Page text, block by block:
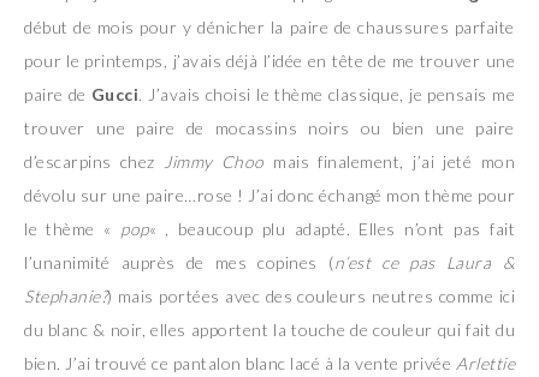
début de mois pour y dénicher la paire de chaussures parfaite
pour le printemps, j’avais déjà l’idée en tête de me trouver une
paire de Gucci. J’avais choisi le thème classique, je pensais me
trouver une paire de mocassins noirs ou bien une paire
d’escarpins chez Jimmy Choo mais finalement, j’ai jeté mon
dévolu sur une paire…rose ! J’ai donc échangé mon thème pour
le thème « pop« , beaucoup plu adapté. Elles n’ont pas fait
l’unanimité auprès de mes copines (n’est ce pas Laura &
Stephanie?) mais portées avec des couleurs neutres comme ici
du blanc & noir, elles apportent la touche de couleur qui fait du
bien. J’ai trouvé ce pantalon blanc lacé à la vente privée Arlettie